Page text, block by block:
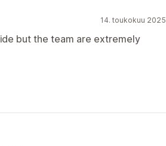
14. toukokuu 2025
but the team are extremely